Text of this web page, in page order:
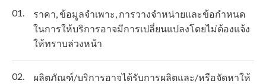
01.
ราคา, ข้อมูลจำเพาะ, การวางจำหน่ายและข้อกำหนด
ในการให้บริการอาจมีการเปลี่ยนแปลงโดยไม่ต้องแจ้ง
ให้ทราบล่วงหน้า
02.
ผลิตภัณฑ์/บริการอาจได้รับการผลิตและ/หรือจัดหาให้